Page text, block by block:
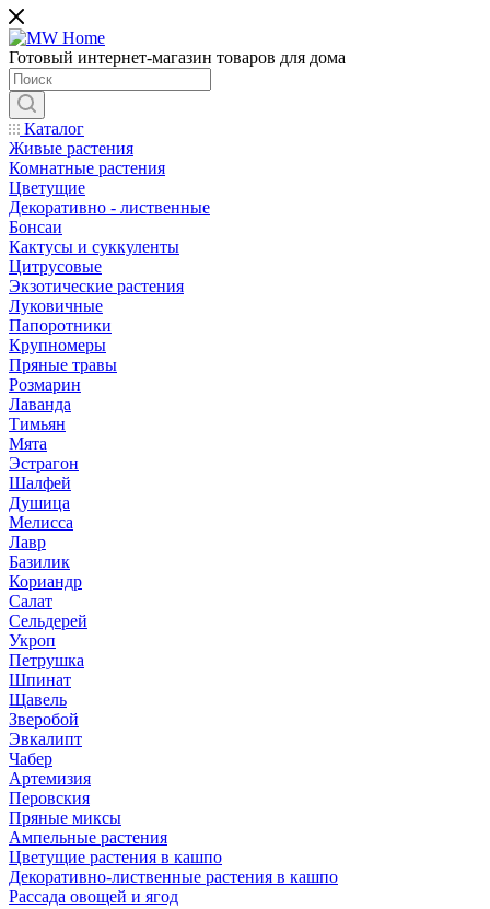
Готовый интернет-магазин товаров для дома
Каталог
Живые растения
Комнатные растения
Цветущие
Декоративно - лиственные
Бонсаи
Кактусы и суккуленты
Цитрусовые
Экзотические растения
Луковичные
Папоротники
Крупномеры
Пряные травы
Розмарин
Лаванда
Тимьян
Мята
Эстрагон
Шалфей
Душица
Мелисса
Лавр
Базилик
Кориандр
Салат
Сельдерей
Укроп
Петрушка
Шпинат
Щавель
Зверобой
Эвкалипт
Чабер
Артемизия
Перовския
Пряные миксы
Ампельные растения
Цветущие растения в кашпо
Декоративно-лиственные растения в кашпо
Рассада овощей и ягод